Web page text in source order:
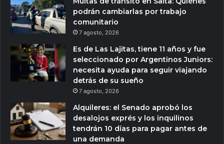
podrán cambiarlas por trabajo
comunitario
7 agosto, 2026
Es de Las Lajitas, tiene 11 años y fue
seleccionado por Argentinos Juniors:
necesita ayuda para seguir viajando
detrás de su sueño
7 agosto, 2026
Alquileres: el Senado aprobó los
desalojos exprés y los inquilinos
tendrán 10 días para pagar antes de
una demanda